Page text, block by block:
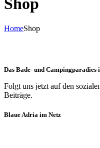
HomeShop
Das Bade- und
Folgt uns jetzt auf den
Beiträge.
Blaue Adria im Netz